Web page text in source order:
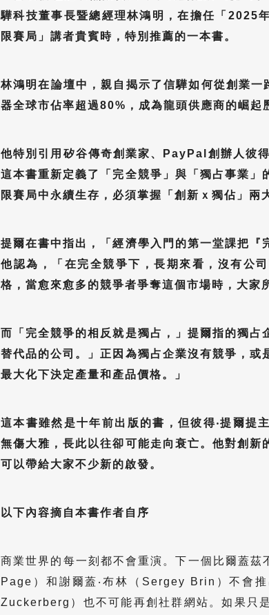
驊科技董事長暨總經理林鴻明，在擔任「2025
限賽局」講者貴賓時，特別推薦的一本書。
林鴻明在論壇中，親自揭示了信驊如何從創業
器全球市佔率超過80%，成為龍頭供應商的崛起
他特別引用矽谷傳奇創業家、PayPal創辦人彼
這本書重新定義了「完全競爭」與「獨占事業
限賽局中永續生存，必須掌握「創新ｘ獨佔」兩
提爾在書中指出，「經濟學入門的第一堂課把『
他認為，「在完全競爭下，長期來看，沒有公
格，當愈來愈多的競爭者爭奪這個市場時，大家
而「完全競爭的相反就是獨占，」提爾指的獨
替代品的公司。」正因為獨占企業沒有競爭，或
最大化下決定產量和產品價格。」
這本書雖然是十年前出版的書，但彼得‧提爾提
無傷大雅，長此以往卻可能走向衰亡。他對創
可以帶給大家不少新的啟發。
以下內容摘自本書作者自序
商業世界的每一刻都不會重演。下一個比爾蓋
Page）和謝爾蓋‧布林（Sergey Brin）不會
Zuckerberg）也不可能再創社群網站。如果只